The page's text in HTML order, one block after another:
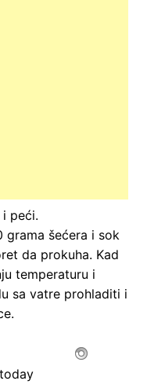
peći.
grama šećera i sok
da prokuha. Kad
temperaturu i
sa vatre prohladiti i